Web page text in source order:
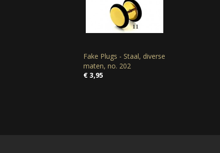
Fake Plugs - Staal, diverse
maten, no. 202
€ 3,95